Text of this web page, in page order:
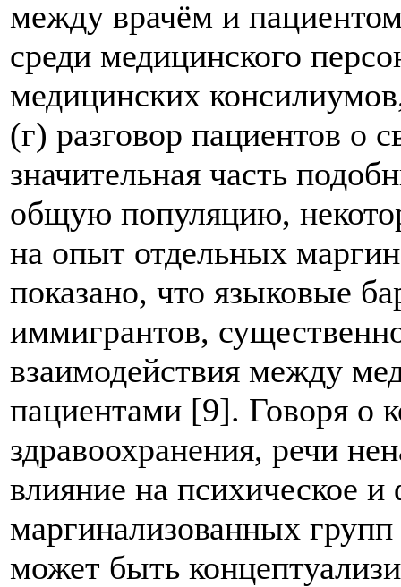
между врачём и
среди медицинского
медицинских
(г) разговор пациентов о
значительная часть
общую популяцию,
на опыт отдельных
показано, что языковые
иммигрантов,
взаимодействия между
пациентами [9]. Говоря о
здравоохранения, речи
влияние на психическое и
маргинализованных
может быть